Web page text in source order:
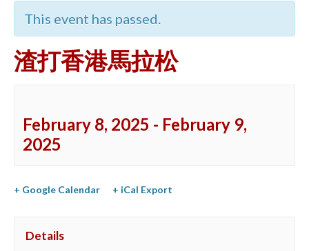
This event has passed.
渣打香港馬拉松
February 8, 2025 - February 9,
2025
+ Google Calendar + iCal Export
Details